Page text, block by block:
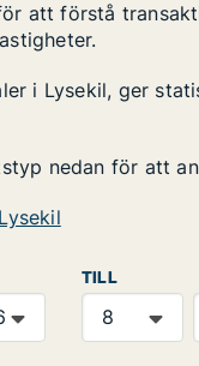
att förstå
i Lysekil, ger
nedan för att
TILL